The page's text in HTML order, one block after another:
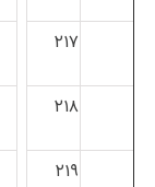
۲۱۷
۲۱۸
۲۱۹